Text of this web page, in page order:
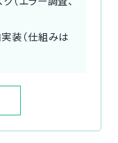
装（仕組みは